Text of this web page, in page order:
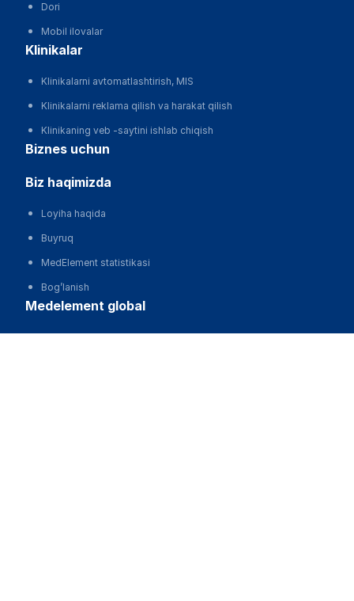
Dori
Mobil ilovalar
klinikalar
Klinikalarni avtomatlashtirish, MIS
Klinikalarni reklama qilish va harakat qilish
Klinikaning veb -saytini ishlab chiqish
biznes uchun
biz haqimizda
Loyiha haqida
Buyruq
MedElement statistikasi
Bog’lanish
medelement global
Русская версия